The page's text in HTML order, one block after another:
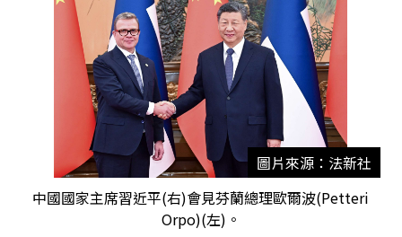
圖片來源：法新社
中國國家主席習近平(右)會見芬蘭總理歐爾波(Petteri
Orpo)(左)。